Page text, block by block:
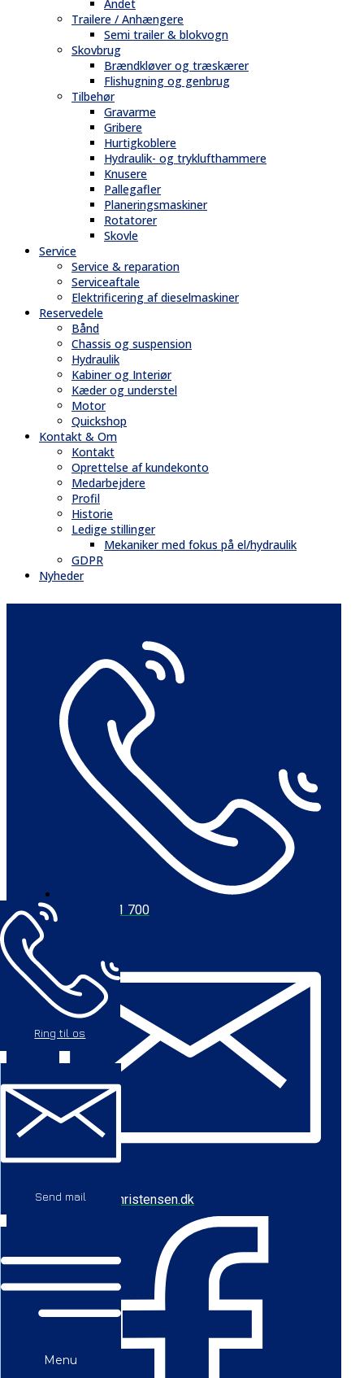
Ring til os
Send mail
Menu
Andet
Trailere / Anhængere
Semi trailer & blokvogn
Skovbrug
Brændkløver og træskærer
Flishugning og genbrug
Tilbehør
Gravarme
Gribere
Hurtigkoblere
Hydraulik- og tryklufthammere
Knusere
Pallegafler
Planeringsmaskiner
Rotatorer
Skovle
Service
Service & reparation
Serviceaftale
Elektrificering af dieselmaskiner
Reservedele
Bånd
Chassis og suspension
Hydraulik
Kabiner og Interiør
Kæder og understel
Motor
Quickshop
Kontakt & Om
Kontakt
Oprettelse af kundekonto
Medarbejdere
Profil
Historie
Ledige stillinger
Mekaniker med fokus på el/hydraulik
GDPR
Nyheder
+45 56 711 700
cbc@baychristensen.dk